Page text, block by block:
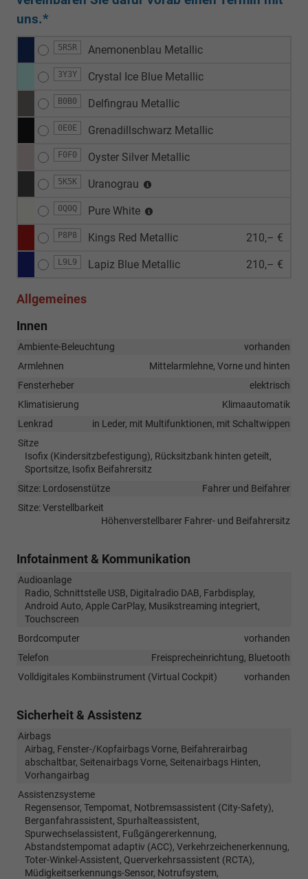
uns.*
5R5R Anemonenblau Metallic
3Y3Y Crystal Ice Blue Metallic
B0B0 Delfingrau Metallic
0E0E Grenadillschwarz Metallic
F0F0 Oyster Silver Metallic
5K5K Uranograu
0Q0Q Pure White
P8P8 Kings Red Metallic 210,– €
L9L9 Lapiz Blue Metallic 210,– €
Allgemeines
Innen
Ambiente-Beleuchtung
vorhanden
Armlehnen
Mittelarmlehne, Vorne und hinten
Fensterheber
elektrisch
Klimatisierung
Klimaautomatik
Lenkrad
in Leder, mit Multifunktionen, mit Schaltwippen
Sitze
Isofix (Kindersitzbefestigung), Rücksitzbank hinten geteilt,
Sportsitze, Isofix Beifahrersitz
Sitze: Lordosenstütze
Fahrer und Beifahrer
Sitze: Verstellbarkeit
Höhenverstellbarer Fahrer- und Beifahrersitz
Infotainment & Kommunikation
Audioanlage
Radio, Schnittstelle USB, Digitalradio DAB, Farbdisplay,
Android Auto, Apple CarPlay, Musikstreaming integriert,
Touchscreen
Bordcomputer
vorhanden
Telefon
Freisprecheinrichtung, Bluetooth
Volldigitales Kombiinstrument (Virtual Cockpit)
vorhanden
Sicherheit & Assistenz
Airbags
Airbag, Fenster-/Kopfairbags Vorne, Beifahrerairbag
abschaltbar, Seitenairbags Vorne, Seitenairbags Hinten,
Vorhangairbag
Assistenzsysteme
Regensensor, Tempomat, Notbremsassistent (City-Safety),
Berganfahrassistent, Spurhalteassistent,
Spurwechselassistent, Fußgängererkennung,
Abstandstempomat adaptiv (ACC), Verkehrzeichenerkennung,
Toter-Winkel-Assistent, Querverkehrsassistent (RCTA),
Müdigkeitserkennungs-Sensor, Notrufsystem,